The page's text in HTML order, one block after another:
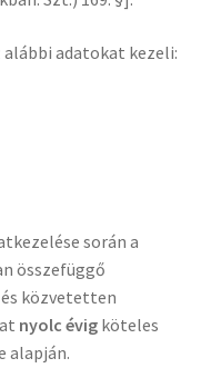
alábbi adatokat kezeli:
során a
összefüggő
közvetetten
nyolc évig köteles
alapján.